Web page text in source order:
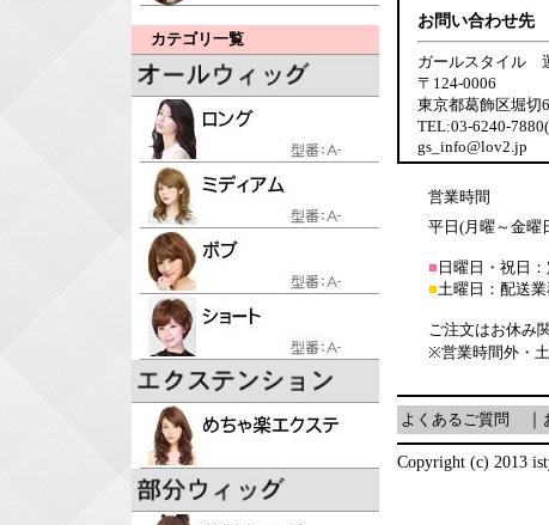
カテゴリ一覧
お問い合わせ先
ガールスタイル
〒124-0006
東京都葛飾区堀切
TEL:03-6240-
gs_info@lov2.jp
営業時間
平日(月曜～金曜
■ 日曜日・祝日：
■土曜日：配送
ご注文はお休み
※営業時間外・
よくあるご質問
Copyright (c) 2013